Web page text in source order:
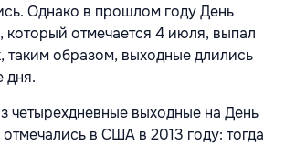
Однако в прошлом году День
который отмечается 4 июля, выпал
таким образом, выходные длились
дня.
четырехдневные выходные на День
в США в 2013 году: тогда